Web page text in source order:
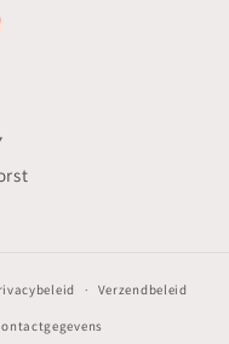
Verzendbeleid